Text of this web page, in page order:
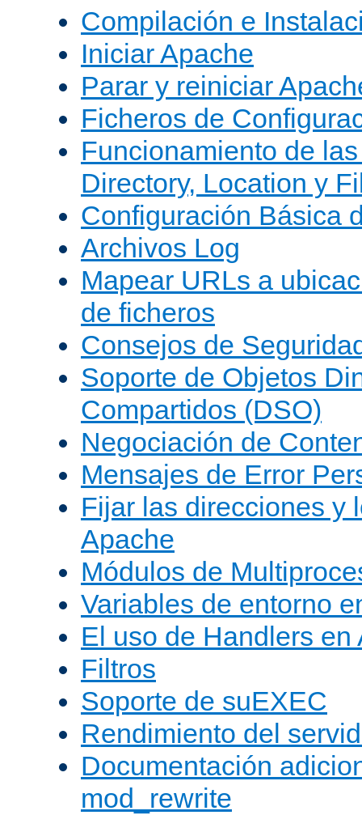
Compilación e
Iniciar Apache
Parar y reiniciar
Ficheros de
Funcionamiento de
Directory, Location y
Configuración Básica
Archivos Log
Mapear URLs a
de ficheros
Consejos de
Soporte de Objetos
Compartidos (DSO)
Negociación de
Mensajes de Error
Fijar las direcciones y
Apache
Módulos de
Variables de entorno
El uso de Handlers en
Filtros
Soporte de suEXEC
Rendimiento del
Documentación
mod_rewrite